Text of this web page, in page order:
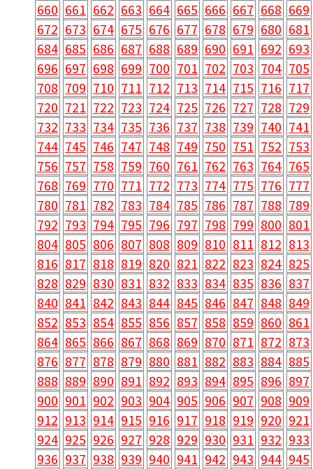
660 661 662 663 664 665 666 667 668 669
672 673 674 675 676 677 678 679 680 681
684 685 686 687 688 689 690 691 692 693
696 697 698 699 700 701 702 703 704 705
708 709 710 711 712 713 714 715 716 717
720 721 722 723 724 725 726 727 728 729
732 733 734 735 736 737 738 739 740 741
744 745 746 747 748 749 750 751 752 753
756 757 758 759 760 761 762 763 764 765
768 769 770 771 772 773 774 775 776 777
780 781 782 783 784 785 786 787 788 789
792 793 794 795 796 797 798 799 800 801
804 805 806 807 808 809 810 811 812 813
816 817 818 819 820 821 822 823 824 825
828 829 830 831 832 833 834 835 836 837
840 841 842 843 844 845 846 847 848 849
852 853 854 855 856 857 858 859 860 861
864 865 866 867 868 869 870 871 872 873
876 877 878 879 880 881 882 883 884 885
888 889 890 891 892 893 894 895 896 897
900 901 902 903 904 905 906 907 908 909
912 913 914 915 916 917 918 919 920 921
924 925 926 927 928 929 930 931 932 933
936 937 938 939 940 941 942 943 944 945